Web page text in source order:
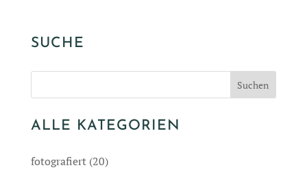
SUCHE
ALLE KATEGORIEN
fotografiert(20)